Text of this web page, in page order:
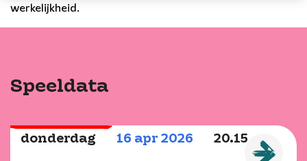
werkelijkheid.
Speeldata
donderdag 16 apr 2026 20.15